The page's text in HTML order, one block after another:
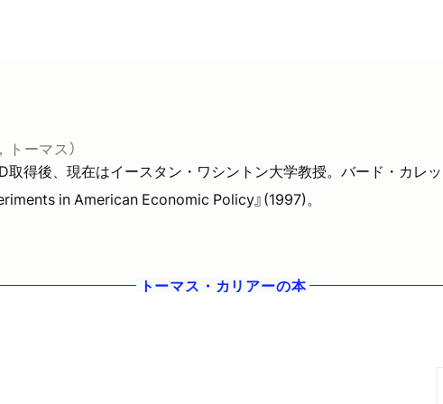
トーマス）
得後、現在はイースタン・ワシントン大学教授。バード・カレ
in American Economic Policy』(1997)。
トーマス・カリアーの本